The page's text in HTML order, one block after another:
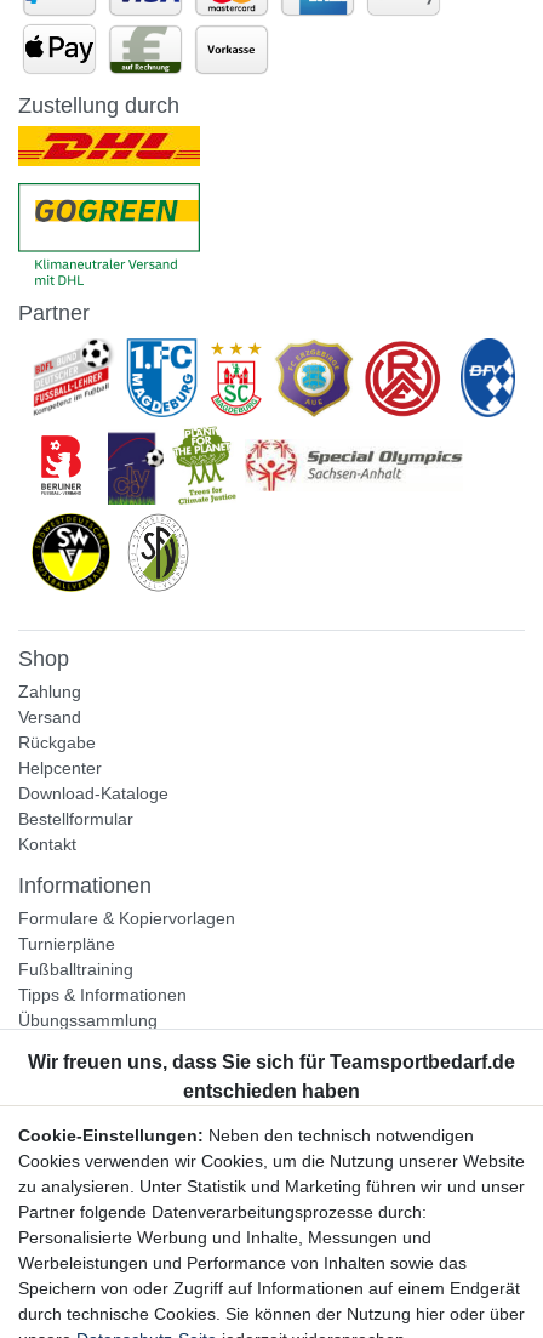
Zustellung durch
Partner
Shop
Zahlung
Versand
Rückgabe
Helpcenter
Download-Kataloge
Bestellformular
Kontakt
Informationen
Formulare & Kopiervorlagen
Turnierpläne
Fußballtraining
Tipps & Informationen
Übungssammlung
Unternehmen
Widerrufsrecht
Bestellung widerrufen
Datenschutzerklärung
AGB
Impressum
Newsletter
Cookie-Einstellungen: Neben den technisch notwendigen
Cookies verwenden wir Cookies, um die Nutzung unserer Website
zu analysieren. Unter Statistik und Marketing führen wir und unser
Partner folgende Datenverarbeitungsprozesse durch:
Personalisierte Werbung und Inhalte, Messungen und
Werbeleistungen und Performance von Inhalten sowie das
Speichern von oder Zugriff auf Informationen auf einem Endgerät
durch technische Cookies. Sie können der Nutzung hier oder über